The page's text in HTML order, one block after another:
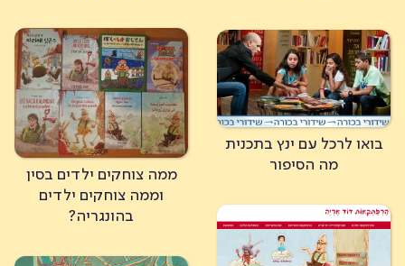
ממה צוחקים ילדים בסין
וממה צוחקים ילדים
בהונגריה?
בואו לרכל עם ינץ בתכנית
מה הסיפור